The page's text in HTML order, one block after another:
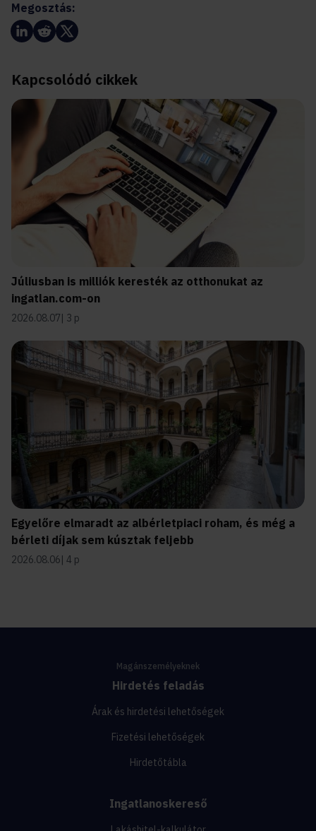
Megosztás:
Kapcsolódó cikkek
Júliusban is milliók keresték az otthonukat az
ingatlan.com-on
2026.08.07 3 p
Egyelőre elmaradt az albérletpiaci roham, és még a
bérleti díjak sem kúsztak feljebb
2026.08.06 4 p
Magánszemélyeknek
Hirdetés feladás
Árak és hirdetési lehetőségek
Fizetési lehetőségek
Hirdetőtábla
Ingatlanoskereső